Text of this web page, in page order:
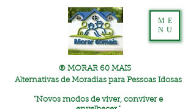
® MORAR 60 MAIS
Alternativas de Moradias para Pessoas Idosas
"Novos modos de viver, conviver e
ME
NU